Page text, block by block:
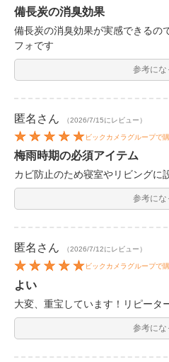
備長炭の消臭効果
備長炭の消臭効果が実感できるの
フォです
参考にな
匿名 さん （2026/7/15にレビュー）
ビックカメラグループで
梅雨時期の必須アイテム
カビ防止のため寝室やリビングに
参考にな
匿名 さん （2026/7/12にレビュー）
ビックカメラグループで
よい
大変、重宝しています！リピータ
参考にな